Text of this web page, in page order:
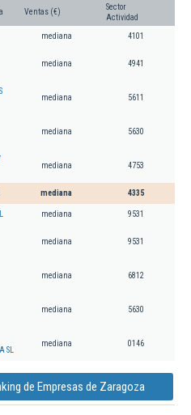
Ventas (€)
Sector
Actividad
mediana 4101
mediana 4941
mediana 5611
mediana 5630
mediana 4753
mediana 4335
mediana 9531
mediana 9531
mediana 6812
mediana 5630
SL
mediana 0146
de Empresas de Zaragoza